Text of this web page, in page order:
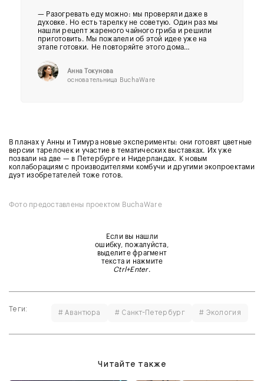
— Разогревать еду можно: мы проверяли даже в
духовке. Но есть тарелку не советую. Один раз мы
нашли рецепт жареного чайного гриба и решили
приготовить. Мы пожалели об этой идее уже на
этапе готовки. Не повторяйте этого дома…
Анна Токунова
основательница BuchaWare
В планах у Анны и Тимура новые эксперименты: они готовят цветные
версии тарелочек и участие в тематических выставках. Их уже
позвали на две — в Петербурге и Нидерландах. К новым
коллаборациям с производителями комбучи и другими экопроектами
дуэт изобретателей тоже готов.
Фото предоставлены проектом BuchaWare
Если вы нашли
ошибку, пожалуйста,
выделите фрагмент
текста и нажмите
Ctrl+Enter.
Теги: # Авантюра # Санкт-Петербург # Экология
Читайте также